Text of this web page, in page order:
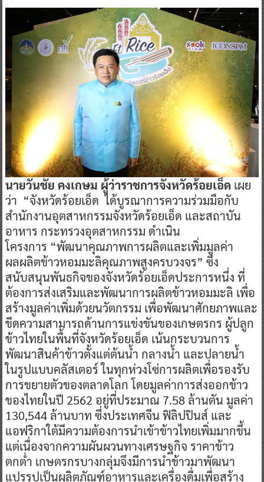
นายวันชัย คงเกษม ผู้ว่าราชการจังหวัดร้อยเอ็ด เผย
ว่า “จังหวัดร้อยเอ็ด ได้บูรณาการความร่วมมือกับ
สำนักงานอุตสาหกรรมจังหวัดร้อยเอ็ด และสถาบัน
อาหาร กระทรวงอุตสาหกรรม ดำเนิน
โครงการ “พัฒนาคุณภาพการผลิตและเพิ่มมูลค่า
ผลผลิตข้าวหอมมะลิคุณภาพสูงครบวงจร” ซึ่ง
สนับสนุนพันธกิจของจังหวัดร้อยเอ็ดประการหนึ่ง ที่
ต้องการส่งเสริมและพัฒนาการผลิตข้าวหอมมะลิ เพื่อ
สร้างมูลค่าเพิ่มด้วยนวัตกรรม เพื่อพัฒนาศักยภาพและ
ขีดความสามารถด้านการแข่งขันของเกษตรกร ผู้ปลูก
ข้าวไทยในพื้นที่จังหวัดร้อยเอ็ด เน้นกระบวนการ
พัฒนาสินค้าข้าวตั้งแต่ต้นน้ำ กลางน้ำ และปลายน้ำ
ในรูปแบบคลัสเตอร์ ในทุกห่วงโซ่การผลิตเพื่อรองรับ
การขยายตัวของตลาดโลก โดยมูลค่าการส่งออกข้าว
ของไทยในปี 2562 อยู่ที่ประมาณ 7.58 ล้านตัน มูลค่า
130,544 ล้านบาท ซึ่งประเทศจีน ฟิลิปปินส์ และ
แอฟริกาใต้มีความต้องการนำเข้าข้าวไทยเพิ่มมากขึ้น
แต่เนื่องจากความผันผวนทางเศรษฐกิจ ราคาข้าว
ตกต่ำ เกษตรกรบางกลุ่มจึงมีการนำข้าวมาพัฒนา
แปรรูปเป็นผลิตภัณฑ์อาหารและเครื่องดื่มเพื่อสร้าง